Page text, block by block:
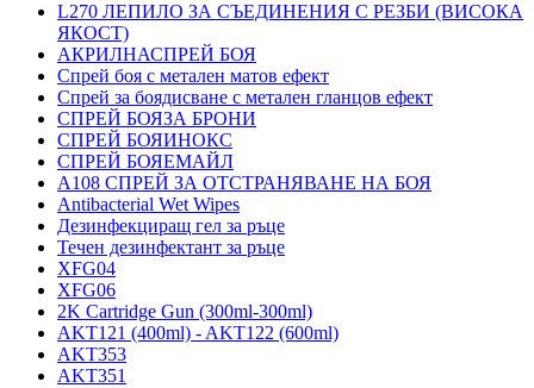
L270 ЛЕПИЛО ЗА СЪЕДИНЕНИЯ С РЕЗБИ (ВИСОКА
ЯКОСТ)
АКРИЛНАСПРЕЙ БОЯ
Спрей боя с метален матов ефект
Спрей за боядисване с метален гланцов ефект
СПРЕЙ БОЯЗА БРОНИ
СПРЕЙ БОЯИНОКС
СПРЕЙ БОЯЕМАЙЛ
A108 СПРЕЙ ЗА ОТСТРАНЯВАНЕ НА БОЯ
Antibacterial Wet Wipes
Дезинфекциращ гел за ръце
Течен дезинфектант за ръце
XFG04
XFG06
2K Cartridge Gun (300ml-300ml)
AKT121 (400ml) - AKT122 (600ml)
AKT353
AKT351